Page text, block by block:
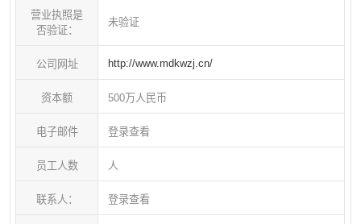
电子、数控加工中心、斜床身车铣复合加工中心、高
精密雕铣机、医疗、纺织、造纸化工设备、军工、航
天等领域。
经过数年引进、吸收、消化、研发、改进材料各方面
稳定性等方面已经达到或超过天然大理石，是一种优
秀的替代铸铁和天然大理石的新型节能、环保的结构
营业执照是
否验证：
未验证
公司网址 http://www.mdkwzj.cn/
资本额 500万人民币
电子邮件 登录查看
员工人数 人
联系人： 登录查看